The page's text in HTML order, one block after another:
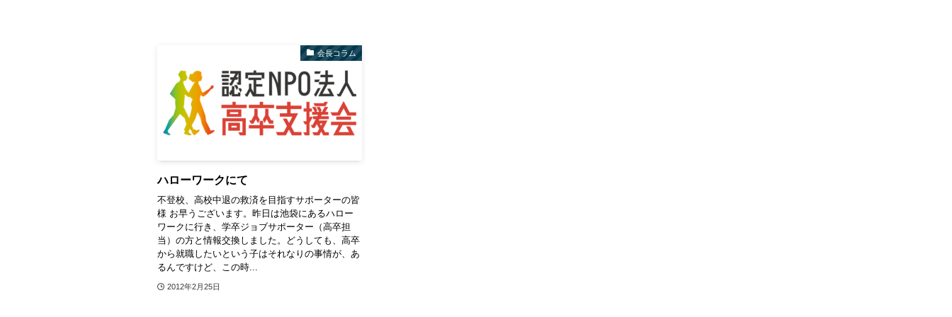
会長コラム
ハローワークにて
不登校、高校中退の救済を目指すサポーターの皆
様 お早うございます。昨日は池袋にあるハロー
ワークに行き、学卒ジョブサポーター（高卒担
当）の方と情報交換しました。どうしても、高卒
から就職したいという子はそれなりの事情が、あ
るんですけど、この時...
2012年2月25日